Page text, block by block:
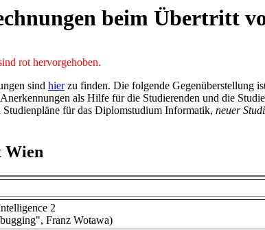
beim Übertritt
rot hervorgehoben.
sind hierzu finden. Die folgende Gegenüberstellung
als Hilfe für die Studierenden und die
für das Diplomstudium Informatik, neuer
Wien
2
Franz Wotawa)